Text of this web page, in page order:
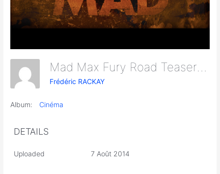
Mad Max Fury Road Teaser Screen Caps 49
Frédéric RACKAY
Album: Cinéma
DETAILS
Uploaded 7 Août 2014